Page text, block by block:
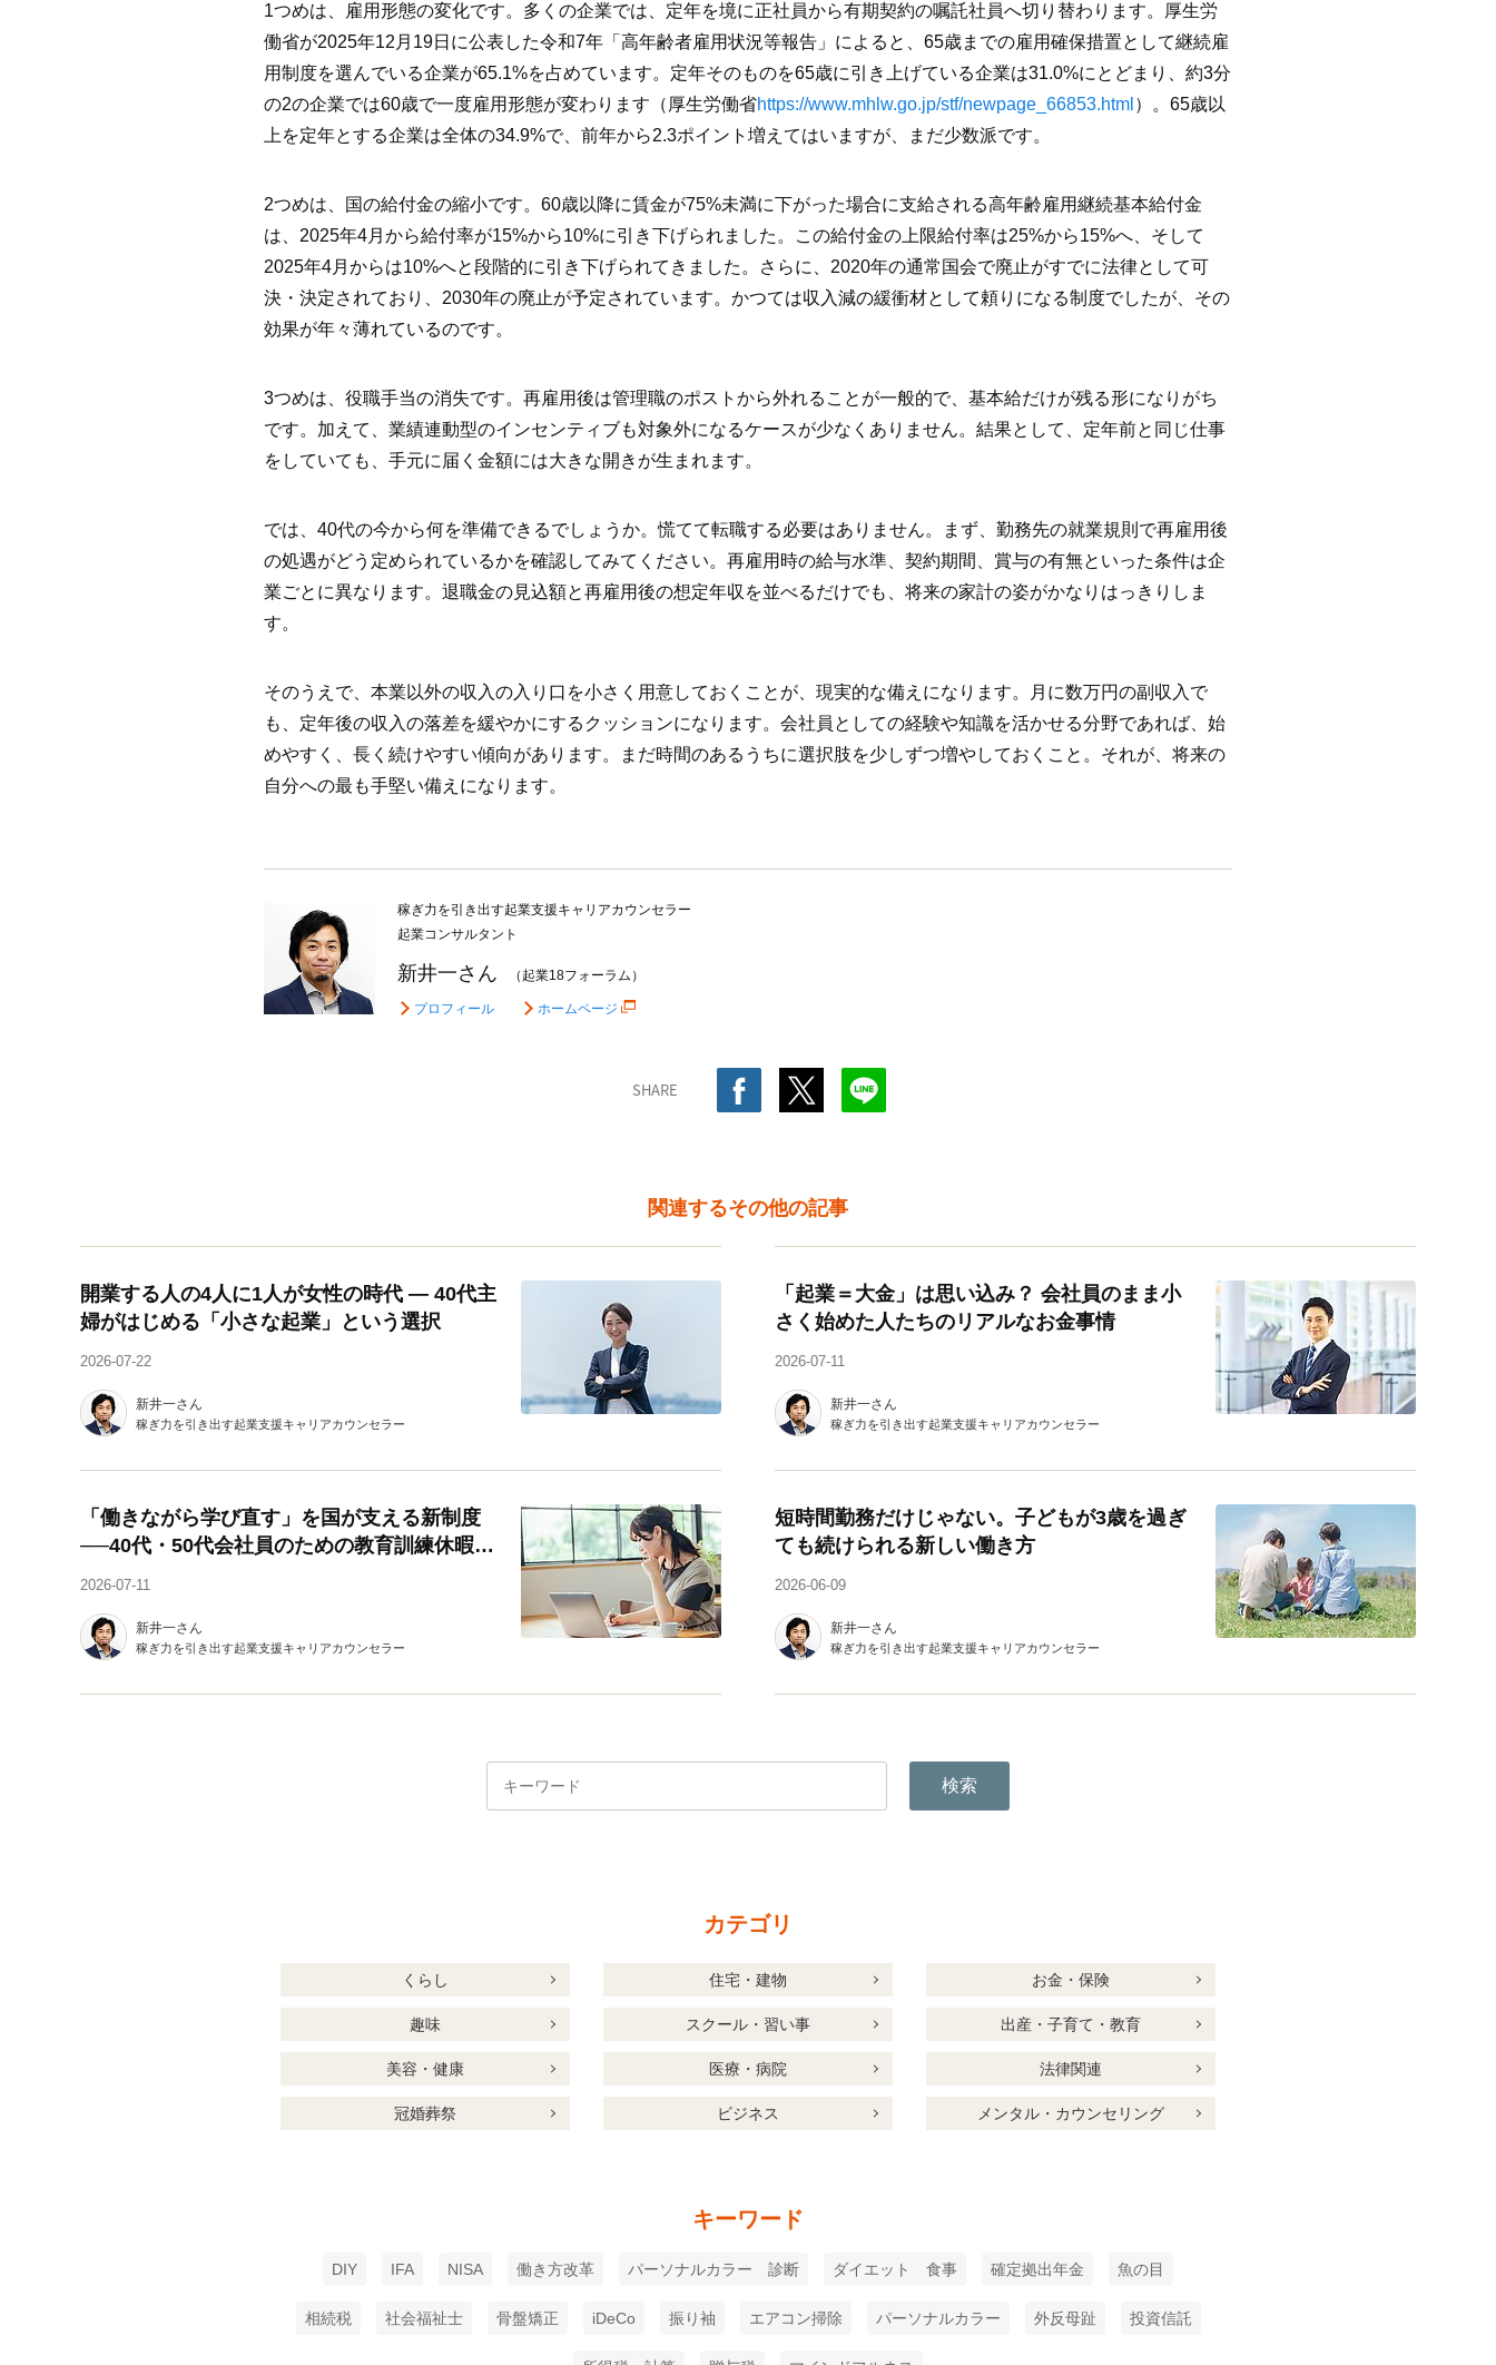
1つめは、雇用形態の変化です。多くの企業では、定年を境に正社員から有期契約の嘱託社員へ切り替わります。厚生労
働省が2025年12月19日に公表した令和7年「高年齢者雇用状況等報告」によると、65歳までの雇用確保措置として継続雇
用制度を選んでいる企業が65.1%を占めています。定年そのものを65歳に引き上げている企業は31.0%にとどまり、約3分
の2の企業では60歳で一度雇用形態が変わります（厚生労働省https://www.mhlw.go.jp/stf/newpage_66853.html ）。65歳以
上を定年とする企業は全体の34.9%で、前年から2.3ポイント増えてはいますが、まだ少数派です。
2つめは、国の給付金の縮小です。60歳以降に賃金が75%未満に下がった場合に支給される高年齢雇用継続基本給付金
は、2025年4月から給付率が15%から10%に引き下げられました。この給付金の上限給付率は25%から15%へ、そして
2025年4月からは10%へと段階的に引き下げられてきました。さらに、2020年の通常国会で廃止がすでに法律として可
決・決定されており、2030年の廃止が予定されています。かつては収入減の緩衝材として頼りになる制度でしたが、その
効果が年々薄れているのです。
3つめは、役職手当の消失です。再雇用後は管理職のポストから外れることが一般的で、基本給だけが残る形になりがち
です。加えて、業績連動型のインセンティブも対象外になるケースが少なくありません。結果として、定年前と同じ仕事
をしていても、手元に届く金額には大きな開きが生まれます。
では、40代の今から何を準備できるでしょうか。慌てて転職する必要はありません。まず、勤務先の就業規則で再雇用後
の処遇がどう定められているかを確認してみてください。再雇用時の給与水準、契約期間、賞与の有無といった条件は企
業ごとに異なります。退職金の見込額と再雇用後の想定年収を並べるだけでも、将来の家計の姿がかなりはっきりしま
す。
そのうえで、本業以外の収入の入り口を小さく用意しておくことが、現実的な備えになります。月に数万円の副収入で
も、定年後の収入の落差を緩やかにするクッションになります。会社員としての経験や知識を活かせる分野であれば、始
めやすく、長く続けやすい傾向があります。まだ時間のあるうちに選択肢を少しずつ増やしておくこと。それが、将来の
自分への最も手堅い備えになります。
稼ぎ力を引き出す起業支援キャリアカウンセラー
起業コンサルタント
新井一さん （起業18フォーラム）
プロフィール ホームページ
SHARE
関連するその他の記事
開業する人の4人に1人が女性の時代 ― 40代主
婦がはじめる「小さな起業」という選択
2026-07-22
新井一さん
稼ぎ力を引き出す起業支援キャリアカウンセラー
「働きながら学び直す」を国が支える新制度
──40代・50代会社員のための教育訓練休暇給
付金
2026-07-11
新井一さん
稼ぎ力を引き出す起業支援キャリアカウンセラー
「起業＝大金」は思い込み？ 会社員のまま小
さく始めた人たちのリアルなお金事情
2026-07-11
新井一さん
稼ぎ力を引き出す起業支援キャリアカウンセラー
短時間勤務だけじゃない。子どもが3歳を過ぎ
ても続けられる新しい働き方
2026-06-09
新井一さん
稼ぎ力を引き出す起業支援キャリアカウンセラー
検索
カテゴリ
くらし 住宅・建物 お金・保険
趣味 スクール・習い事 出産・子育て・教育
美容・健康 医療・病院 法律関連
冠婚葬祭 ビジネス メンタル・カウンセリング
キーワード
DIY IFA NISA 働き方改革 パーソナルカラー 診断 ダイエット 食事 確定拠出年金 魚の目
相続税 社会福祉士 骨盤矯正 iDeCo 振り袖 エアコン掃除 パーソナルカラー 外反母趾 投資信託